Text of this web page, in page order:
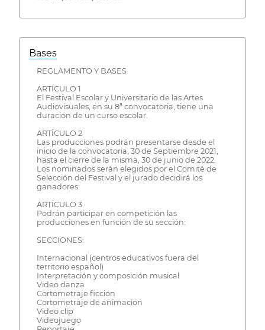
Bases
REGLAMENTO Y BASES
ARTÍCULO 1
El Festival Escolar y Universitario de las Artes
Audiovisuales, en su 8ª convocatoria, tiene una
duración de un curso escolar.
ARTÍCULO 2
Las producciones podrán presentarse desde el
inicio de la convocatoria, 30 de Septiembre 2021,
hasta el cierre de la misma, 30 de junio de 2022.
Los nominados serán elegidos por el Comité de
Selección del Festival y el jurado decidirá los
ganadores.
ARTÍCULO 3
Podrán participar en competición las
producciones en función de su sección:
SECCIONES:
Internacional (centros educativos fuera del
territorio español)
Interpretación y composición musical
Video danza
Cortometraje ficción
Cortometraje de animación
Video clip
Videojuego